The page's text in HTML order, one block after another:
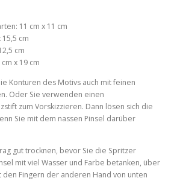
11 cm x 11 cm
cm
cm
x 19 cm
Konturen des Motivs auch mit feinen
Oder Sie verwenden einen
zum Vorskizzieren. Dann lösen sich die
Sie mit dem nassen Pinsel darüber
gut trocknen, bevor Sie die Spritzer
mit viel Wasser und Farbe betanken, über
den Fingern der anderen Hand von unten